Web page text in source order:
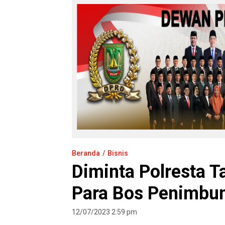
Beranda Bisnis
Diminta Polresta
Para Bos
12/07/2023 2:59 pm